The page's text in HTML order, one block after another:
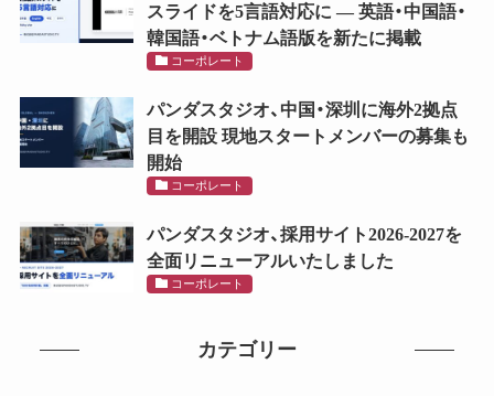
スライドを5言語対応に ― 英語・中国語・
韓国語・ベトナム語版を新たに掲載
コーポレート
パンダスタジオ、中国・深圳に海外2拠点
目を開設 現地スタートメンバーの募集も
開始
コーポレート
パンダスタジオ、採用サイト2026-2027を
全面リニューアルいたしました
コーポレート
カテゴリー